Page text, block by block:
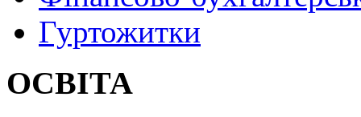
Гуртожитки
ОСВІТА